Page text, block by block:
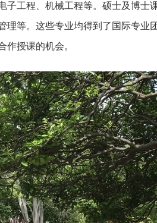
子工程、机械工程等。硕士及博士
理等。这些专业均得到了国际专业
作授课的机会。